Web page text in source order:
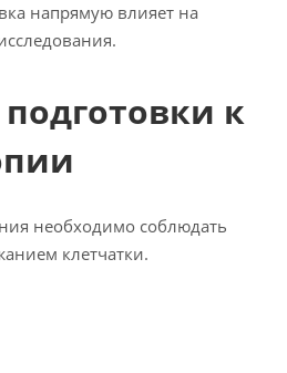
напрямую влияет на
к
необходимо соблюдать
клетчатки.